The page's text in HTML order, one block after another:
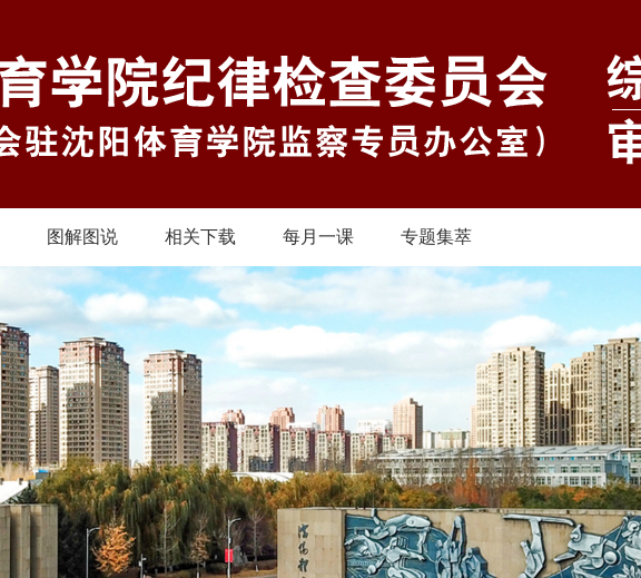
图解图说 相关下载 每月一课 专题集萃